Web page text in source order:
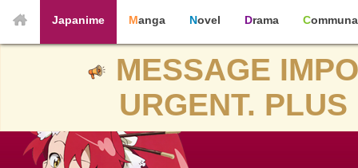
Japanime Manga Novel Drama
MESSAGE
URGENT.